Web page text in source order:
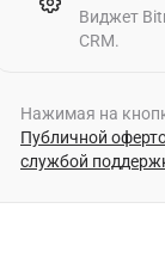
Виджет
CRM.
Нажимая на
Публичной
службой